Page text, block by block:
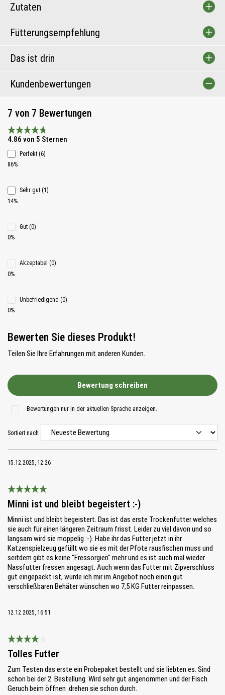
Zutaten
Fütterungsempfehlung
Das ist drin
Kundenbewertungen
7 von 7 Bewertungen
Durchschnittliche Bewertung 4.8 von 5 Sternen
4.86 von 5 Sternen
Perfekt (6)
86%
Sehr gut (1)
14%
Gut (0)
0%
Akzeptabel (0)
0%
Unbefriedigend (0)
0%
Bewerten Sie dieses Produkt!
Teilen Sie Ihre Erfahrungen mit anderen Kunden.
Bewertung schreiben
Bewertungen nur in der aktuellen Sprache anzeigen.
Sortiert nach
15.12.2025, 12:26
Bewertung mit 5 von 5 Sternen
Minni ist und bleibt begeistert :-)
Minni ist und bleibt begeistert. Das ist das erste Trockenfutter welches
sie auch für einen längeren Zeitraum frisst. Leider zu viel davon und so
langsam wird sie moppelig :-). Habe ihr das Futter jetzt in ihr
Katzenspielzeug gefüllt wo sie es mit der Pfote rausfischen muss und
seitdem gibt es keine "Fressorgien" mehr und es ist auch mal wieder
Nassfutter fressen angesagt. Auch wenn das Futter mit Zipverschluss
gut eingepackt ist, würde ich mir im Angebot noch einen gut
verschließbaren Behäter wünschen wo 7,5 KG Futter reinpassen.
12.12.2025, 16:51
Bewertung mit 4 von 5 Sternen
Tolles Futter
Zum Testen das erste ein Probepaket bestellt und sie liebten es. Sind
schon bei der 2. Bestellung. Wird sehr gut angenommen und der Fisch
Geruch beim öffnen .drehen sie schon durch.